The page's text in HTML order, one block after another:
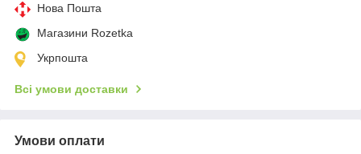
Нова Пошта
Магазини Rozetka
Укрпошта
Всі умови доставки
Умови оплати